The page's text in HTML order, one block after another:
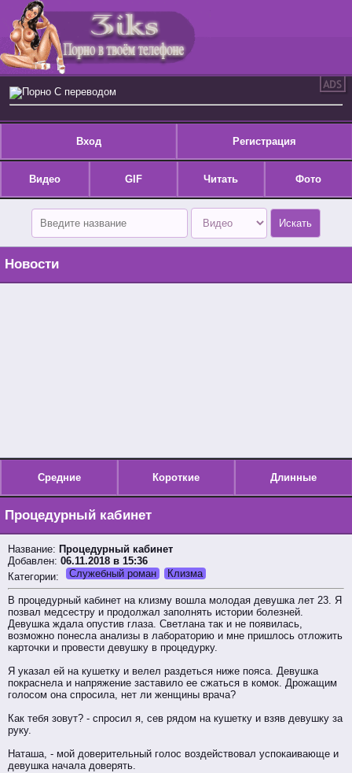
Порно С переводом
Вход Регистрация
Видео GIF Читать Фото
Новости
Средние Короткие Длинные
Процедурный кабинет
Название: Процедурный кабинет
Добавлен: 06.11.2018 в 15:36
Категории:
Служебный роман Клизма
В процедурный кабинет на клизму вошла молодая девушка лет 23. Я
позвал медсестру и продолжал заполнять истории болезней.
Девушка ждала опустив глаза. Светлана так и не появилась,
возможно понесла анализы в лабораторию и мне пришлось отложить
карточки и провести девушку в процедурку.
Я указал ей на кушетку и велел раздеться ниже пояса. Девушка
покраснела и напряжение заставило ее сжаться в комок. Дрожащим
голосом она спросила, нет ли женщины врача?
Как тебя зовут? - спросил я, сев рядом на кушетку и взяв девушку за
руку.
Наташа, - мой доверительный голос воздействовал успокаивающе и
девушка начала доверять.